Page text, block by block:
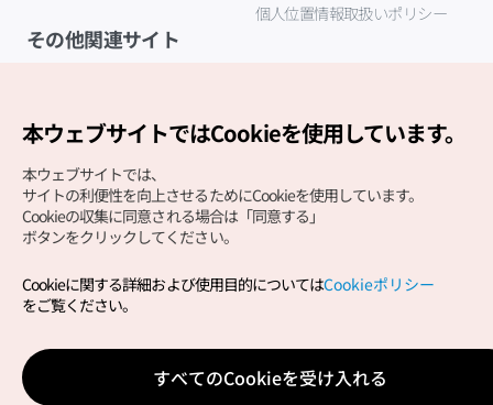
個人位置情報取扱いポリシー
その他関連サイト
Copyright (c) Korea Tourism Organization All Rights
サイトエラー報告公式メール
japanese@knto.or.kr
本ウェブサイトではCookieを使用しています。
本ウェブサイトでは、
サイトの利便性を向上させるためにCookieを使用しています。
Cookieの収集に同意される場合は「同意する」
ボタンをクリックしてください。
Cookieに関する詳細および使用目的についてはCookieポリシー
をご覧ください。
すべてのCookieを受け入れる